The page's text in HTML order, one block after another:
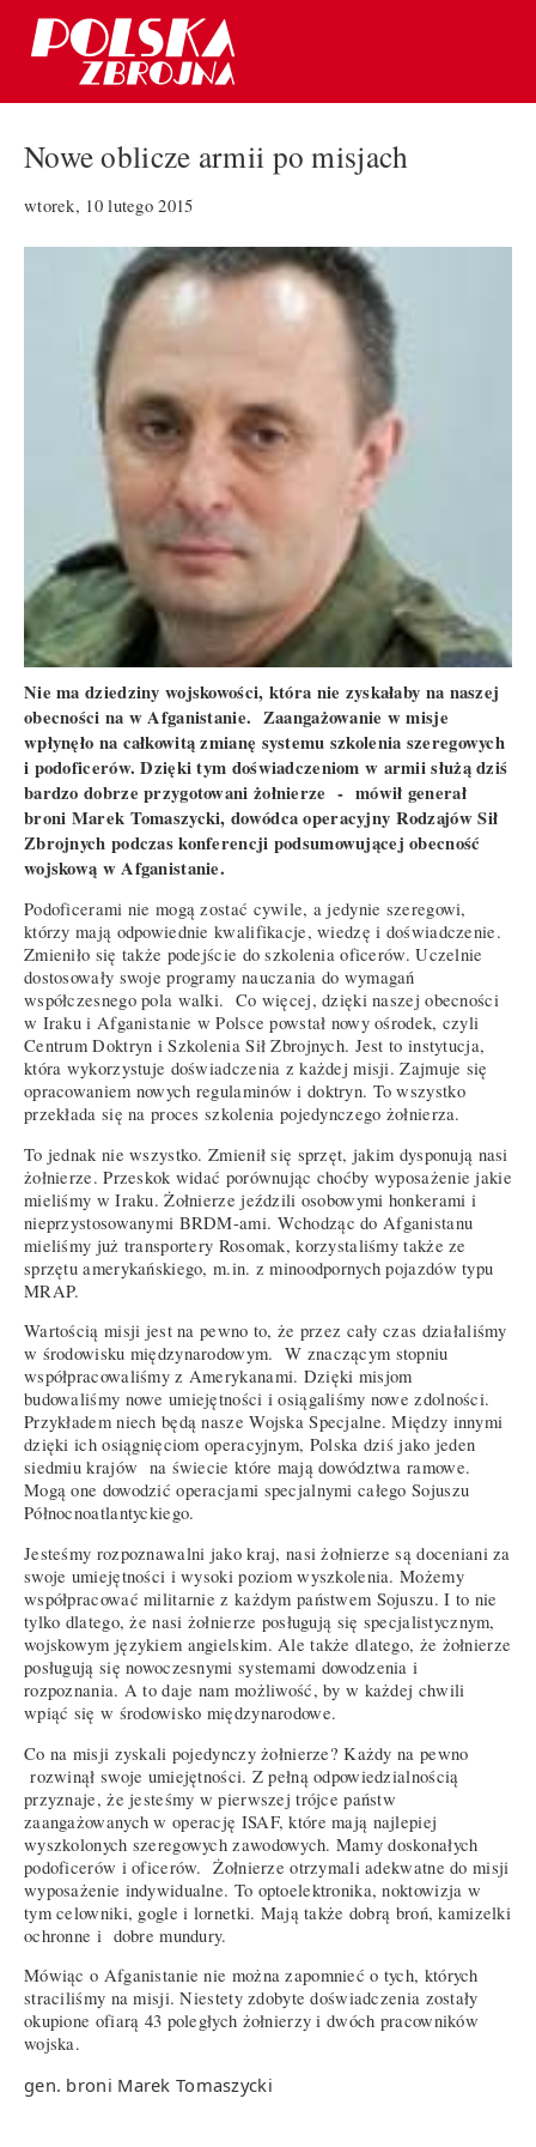
Nowe oblicze armii po misjach
wtorek, 10 lutego 2015
Nie ma dziedziny wojskowości, która nie zyskałaby na naszej
obecności na w Afganistanie. Zaangażowanie w misje
wpłynęło na całkowitą zmianę systemu szkolenia szeregowych
i podoficerów. Dzięki tym doświadczeniom w armii służą dziś
bardzo dobrze przygotowani żołnierze - mówił generał
broni Marek Tomaszycki, dowódca operacyjny Rodzajów Sił
Zbrojnych podczas konferencji podsumowującej obecność
wojskową w Afganistanie.
Podoficerami nie mogą zostać cywile, a jedynie szeregowi,
którzy mają odpowiednie kwalifikacje, wiedzę i doświadczenie.
Zmieniło się także podejście do szkolenia oficerów. Uczelnie
dostosowały swoje programy nauczania do wymagań
współczesnego pola walki. Co więcej, dzięki naszej obecności
w Iraku i Afganistanie w Polsce powstał nowy ośrodek, czyli
Centrum Doktryn i Szkolenia Sił Zbrojnych. Jest to instytucja,
która wykorzystuje doświadczenia z każdej misji. Zajmuje się
opracowaniem nowych regulaminów i doktryn. To wszystko
przekłada się na proces szkolenia pojedynczego żołnierza.
To jednak nie wszystko. Zmienił się sprzęt, jakim dysponują nasi
żołnierze. Przeskok widać porównując choćby wyposażenie jakie
mieliśmy w Iraku. Żołnierze jeździli osobowymi honkerami i
nieprzystosowanymi BRDM-ami. Wchodząc do Afganistanu
mieliśmy już transportery Rosomak, korzystaliśmy także ze
sprzętu amerykańskiego, m.in. z minoodpornych pojazdów typu
MRAP.
Wartością misji jest na pewno to, że przez cały czas działaliśmy
w środowisku międzynarodowym. W znaczącym stopniu
współpracowaliśmy z Amerykanami. Dzięki misjom
budowaliśmy nowe umiejętności i osiągaliśmy nowe zdolności.
Przykładem niech będą nasze Wojska Specjalne. Między innymi
dzięki ich osiągnięciom operacyjnym, Polska dziś jako jeden
siedmiu krajów na świecie które mają dowództwa ramowe.
Mogą one dowodzić operacjami specjalnymi całego Sojuszu
Północnoatlantyckiego.
Jesteśmy rozpoznawalni jako kraj, nasi żołnierze są doceniani za
swoje umiejętności i wysoki poziom wyszkolenia. Możemy
współpracować militarnie z każdym państwem Sojuszu. I to nie
tylko dlatego, że nasi żołnierze posługują się specjalistycznym,
wojskowym językiem angielskim. Ale także dlatego, że żołnierze
posługują się nowoczesnymi systemami dowodzenia i
rozpoznania. A to daje nam możliwość, by w każdej chwili
wpiąć się w środowisko międzynarodowe.
Co na misji zyskali pojedynczy żołnierze? Każdy na pewno
rozwinął swoje umiejętności. Z pełną odpowiedzialnością
przyznaje, że jesteśmy w pierwszej trójce państw
zaangażowanych w operację ISAF, które mają najlepiej
wyszkolonych szeregowych zawodowych. Mamy doskonałych
podoficerów i oficerów. Żołnierze otrzymali adekwatne do misji
wyposażenie indywidualne. To optoelektronika, noktowizja w
tym celowniki, gogle i lornetki. Mają także dobrą broń, kamizelki
ochronne i dobre mundury.
Mówiąc o Afganistanie nie można zapomnieć o tych, których
straciliśmy na misji. Niestety zdobyte doświadczenia zostały
okupione ofiarą 43 poległych żołnierzy i dwóch pracowników
wojska.
gen. broni Marek Tomaszycki